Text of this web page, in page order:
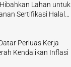
Lahan untuk
Sertifikasi Halal
Perluas Kerja
Kendalikan Inflasi